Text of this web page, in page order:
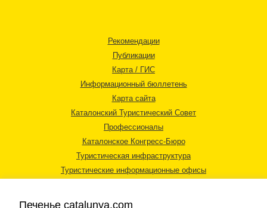
Рекомендации
Публикации
Карта / ГИС
Информационный бюллетень
Карта сайта
Каталонский Туристический Совет
Профессионалы
Каталонское Конгресс-Бюро
Туристическая инфраструктура
Туристические информационные офисы
Печенье catalunya.com